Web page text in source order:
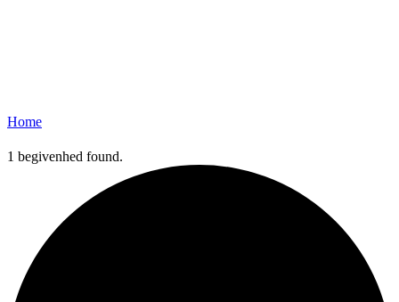
Home
1 begivenhed found.